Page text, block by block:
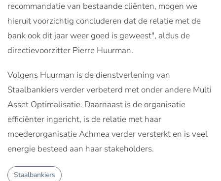
recommandatie van bestaande cliënten, mogen we
hieruit voorzichtig concluderen dat de relatie met de
bank ook dit jaar weer goed is geweest", aldus de
directievoorzitter Pierre Huurman.
Volgens Huurman is de dienstverlening van
Staalbankiers verder verbeterd met onder andere Multi
Asset Optimalisatie. Daarnaast is de organisatie
efficiënter ingericht, is de relatie met haar
moederorganisatie Achmea verder versterkt en is veel
energie besteed aan haar stakeholders.
Staalbankiers